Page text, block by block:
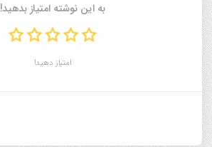
به این نوشته امتیاز بدهید!
امتیاز دهید!